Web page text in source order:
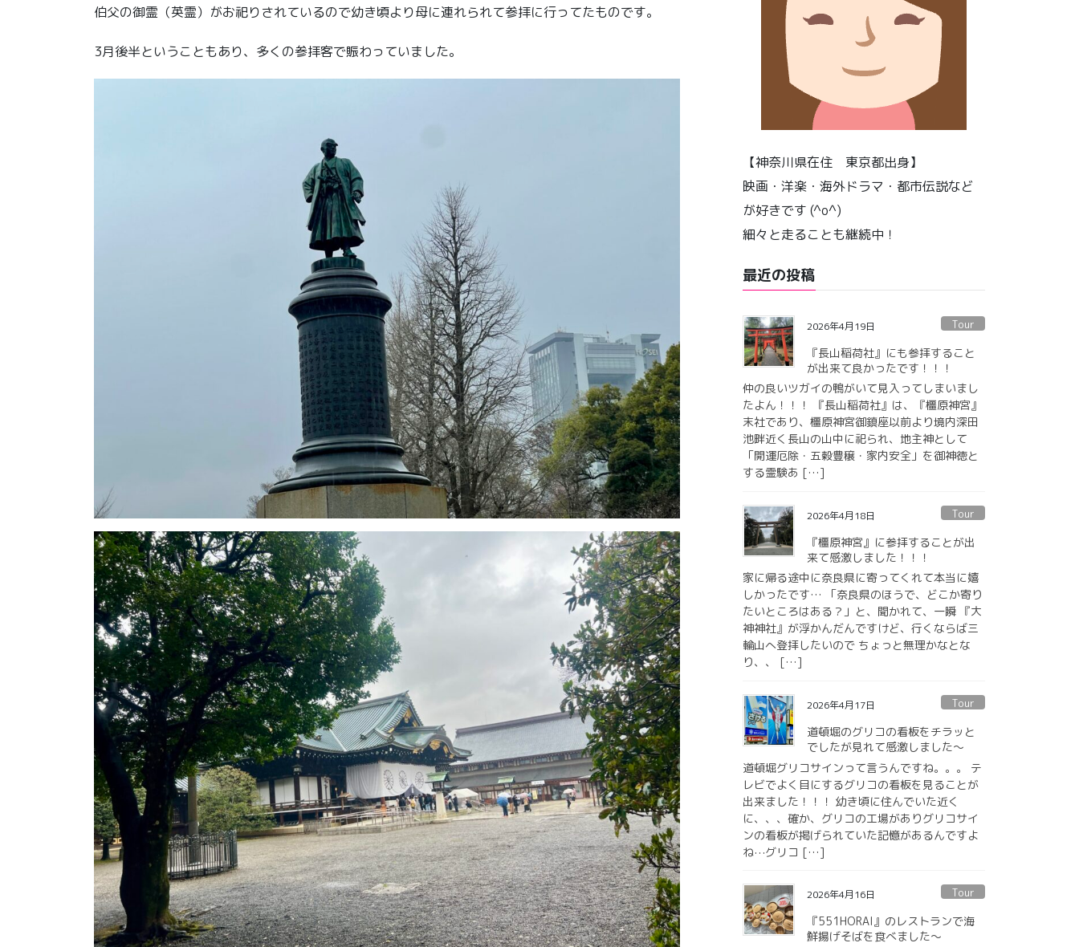
伯父の御霊（英霊）がお祀りされているので幼き頃より母に連れられて参拝に行ってたものです。
3月後半ということもあり、多くの参拝客で賑わっていました。
【神奈川県在住 東京都出身】
映画・洋楽・海外ドラマ・都市伝説など
が好きです (^o^)
細々と走ることも継続中！
最近の投稿
2026年4月19日 Tour
『長山稲荷社』にも参拝すること
が出来て良かったです！！！
仲の良いツガイの鴨がいて見入ってしまいまし
たよん！！！ 『長山稲荷社』は、『橿原神宮』
末社であり、橿原神宮御鎮座以前より境内深田
池畔近く長山の山中に祀られ、地主神として
「開運厄除・五穀豊穣・家内安全」を御神徳と
する霊験あ […]
2026年4月18日 Tour
『橿原神宮』に参拝することが出
来て感激しました！！！
家に帰る途中に奈良県に寄ってくれて本当に嬉
しかったです… 「奈良県のほうで、どこか寄り
たいところはある？」と、聞かれて、一瞬 『大
神神社』が浮かんだんですけど、行くならば三
輪山へ登拝したいので ちょっと無理かなとな
り、、 […]
2026年4月17日 Tour
道頓堀のグリコの看板をチラッと
でしたが見れて感激しました〜
道頓堀グリコサインって言うんですね。。。 テ
レビでよく目にするグリコの看板を見ることが
出来ました！！！ 幼き頃に住んでいた近く
に、、、確か、グリコの工場がありグリコサイ
ンの看板が掲げられていた記憶があるんですよ
ね⋯グリコ […]
2026年4月16日 Tour
『551HORAI』のレストランで海
鮮揚げそばを食べました〜